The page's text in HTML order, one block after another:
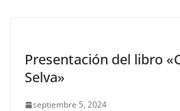
Presentación del libro
Selva»
septiembre 5, 2024